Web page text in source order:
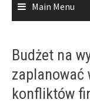
Main Menu
Budżet na
zaplanować
konfliktów